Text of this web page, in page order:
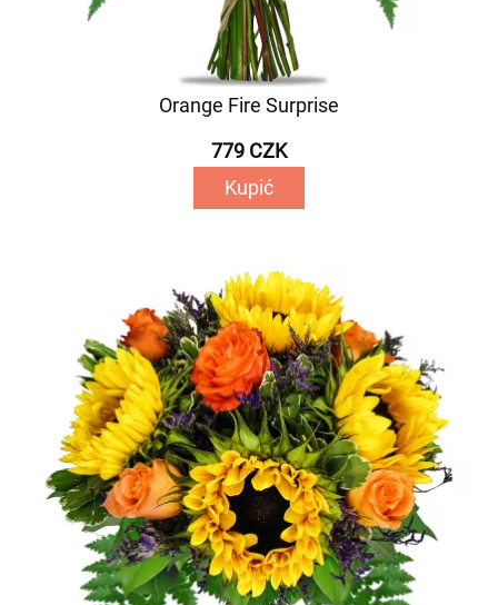
Orange Fire Surprise
779 CZK
Kupić